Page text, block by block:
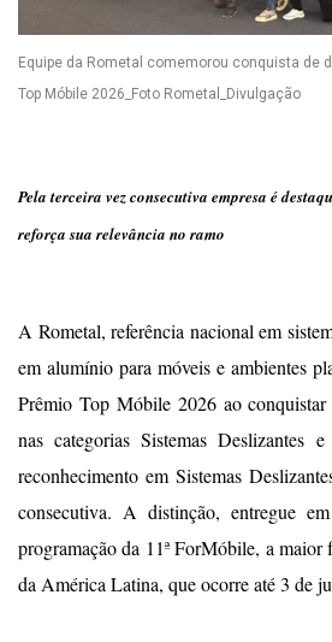
Equipe da Rometal comemorou conquista de
Top Móbile 2026_Foto Rometal_Divulgação
Pela terceira vez consecutiva empresa é
reforça sua relevância no ramo
A Rometal, referência nacional em
em alumínio para móveis e ambientes
Prêmio Top Móbile 2026 ao
nas categorias Sistemas
reconhecimento em Sistemas
consecutiva. A distinção, entregue
programação da 11ª ForMóbile, a maior
da América Latina, que ocorre até 3 de